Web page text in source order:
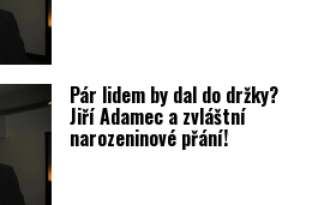
Pár lidem by dal do držky?
Jiří Adamec a zvláštní
narozeninové přání!